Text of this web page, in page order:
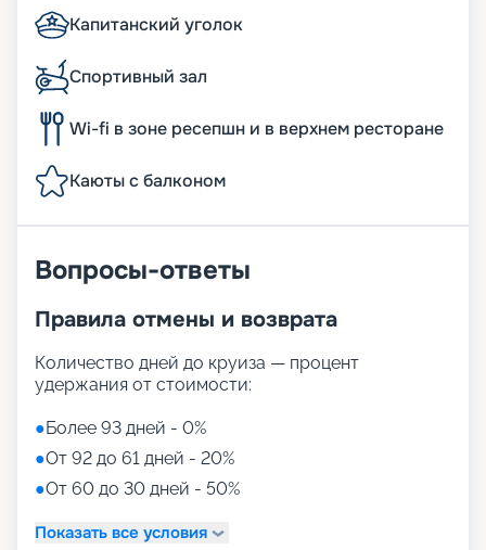
Капитанский уголок
Спортивный зал
Wi-fi в зоне ресепшн и в верхнем ресторане
Каюты с балконом
Вопросы-ответы
Правила отмены и возврата
Количество дней до круиза — процент
удержания от стоимости:
●Более 93 дней - 0%
●От 92 до 61 дней - 20%
●От 60 до 30 дней - 50%
Показать все условия